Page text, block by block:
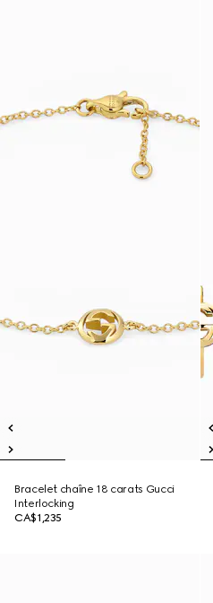
Bracelet chaîne 18 carats Gucci
Interlocking
CA$1,235